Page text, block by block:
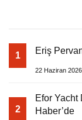
1 Eriş
22 Haziran
2
Efor Yacht
Haber’de